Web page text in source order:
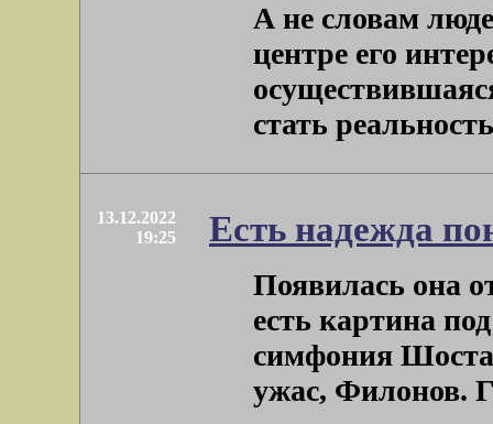
А не словам
центре его
стать
13.12.2022
19:25
Есть надежда
Появилась она
есть картина
симфония
ужас, Филонов.